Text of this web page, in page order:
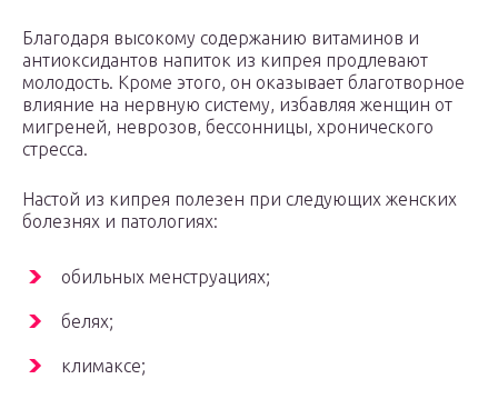
Благодаря высокому содержанию витаминов и
антиоксидантов напиток из кипрея продлевают
молодость. Кроме этого, он оказывает благотворное
влияние на нервную систему, избавляя женщин от
мигреней, неврозов, бессонницы, хронического
стресса.
Настой из кипрея полезен при следующих женских
болезнях и патологиях:
обильных менструациях;
белях;
климаксе;